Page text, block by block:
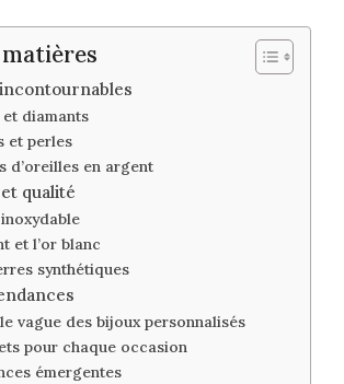
et diamants
et perles
d’oreilles en argent
qualité
inoxydable
et l’or blanc
synthétiques
vague des bijoux personnalisés
pour chaque occasion
émergentes